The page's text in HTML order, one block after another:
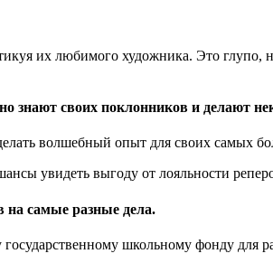
их любимого художника. Это глупо,
знают своих поклонников и делают
волшебный опыт для своих самых
увидеть выгоду от лояльности
на самые разные дела.
школьному фонду